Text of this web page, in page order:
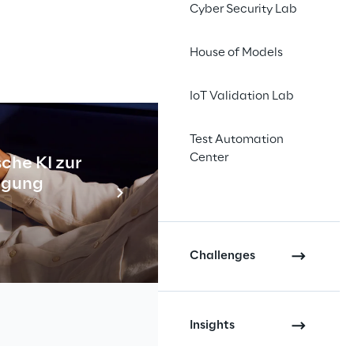
KI zur
Cyber Security Lab
House of Models
IoT Validation Lab
Test Automation
Center
Challenges
Insights
genannt.